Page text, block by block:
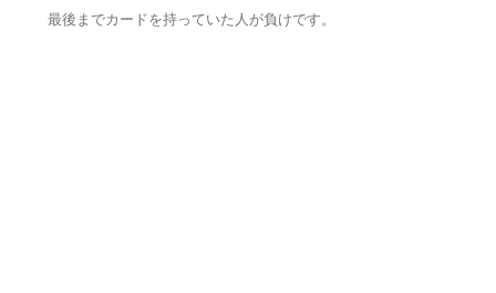
最後までカードを持っていた人が負けです。